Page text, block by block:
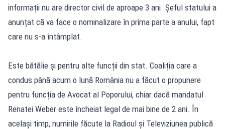
informații nu are director civil de aproape 3 ani. Șeful statului a
anunțat că va face o nominalizare în prima parte a anului, fapt
care nu s-a întâmplat.
Este bătălie și pentru alte funcții din stat. Coaliția care a
condus până acum o lună România nu a făcut o propunere
pentru funcția de Avocat al Poporului, chiar dacă mandatul
Renatei Weber este încheiat legal de mai bine de 2 ani. În
același timp, numirile făcute la Radioul și Televiziunea publică